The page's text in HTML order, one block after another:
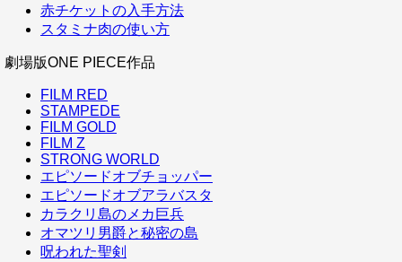
赤チケットの入手方法
スタミナ肉の使い方
劇場版ONE PIECE作品
FILM RED
STAMPEDE
FILM GOLD
FILM Z
STRONG WORLD
エピソードオブチョッパー
エピソードオブアラバスタ
カラクリ島のメカ巨兵
オマツリ男爵と秘密の島
呪われた聖剣